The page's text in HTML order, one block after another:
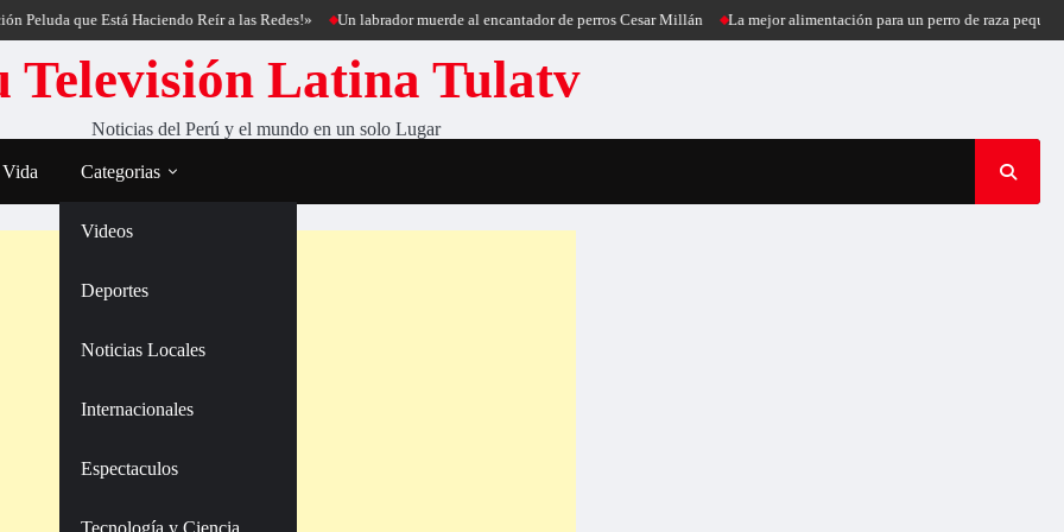
que Está Haciendo Reír a las Redes!» Un labrador muerde al encantador de perros Cesar Millán La mejor alimentación para un perro de raza pequeña
Televisión Latina Tulatv
Noticias del Perú y el mundo en un solo Lugar
Categorias
Videos
Deportes
Noticias Locales
Internacionales
Espectaculos
Tecnología y Ciencia